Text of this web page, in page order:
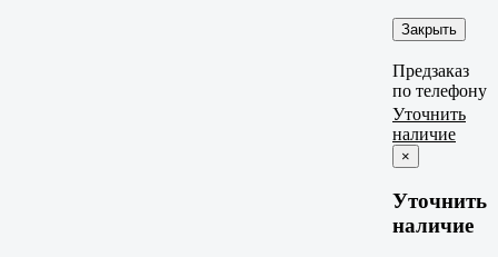
Закрыть
Предзаказ
по телефону
Уточнить
наличие
×
Уточнить
наличие